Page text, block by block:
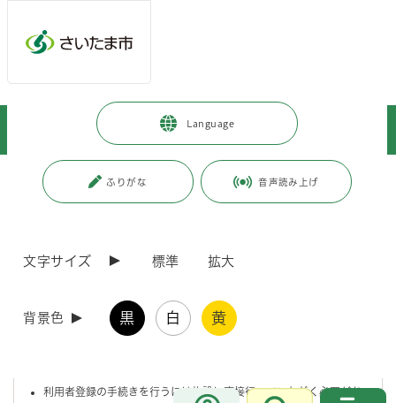
Language
ふりがな 音声読み上げ
文字サイズ 標準 拡大
背景色 黒 白 黄
お問合せ
施設を探す・予約する > 公共施設予約システムとは
予約システムの利用案内
その他施設の施設利用について
更新日付：2026年5月19日 / ページ番号：C039323
施設の予約申込みをするには、あらかじめ「
利用者登録の手続きを行うには施設に直接行っていただく必要があ